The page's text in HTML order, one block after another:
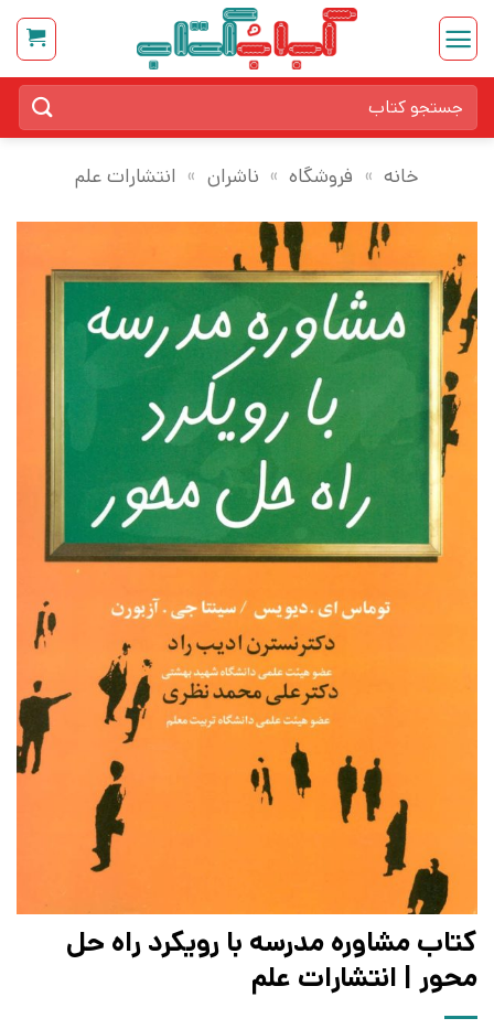
Skip
content
برای:
خانه » فروشگاه » ناشران » انتشارات علم
کتاب مشاوره مدرسه با رویکرد راه حل
محور | انتشارات علم